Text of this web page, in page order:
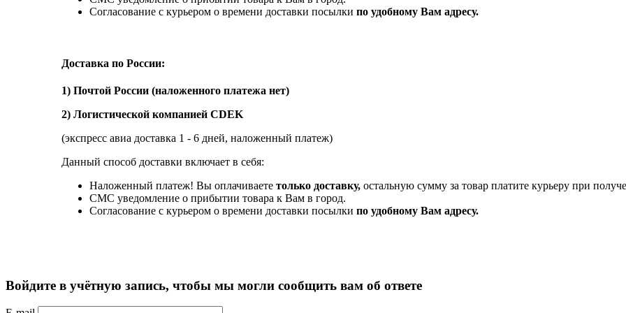
Согласование с курьером о времени доставки посылки по удобному Вам адресу.
Доставка по России:
1) Почтой России (наложенного платежа нет)
2) Логистической компанией CDEK
(экспресс авиа доставка 1 - 6 дней, наложенный платеж)
Данный способ доставки включает в себя:
Наложенный платеж! Вы оплачиваете только доставку, остальную сумму за товар платите курьеру при
СМС уведомление о прибытии товара к Вам в город.
Согласование с курьером о времени доставки посылки по удобному Вам адресу.
Войдите в учётную запись, чтобы мы могли сообщить вам об ответе